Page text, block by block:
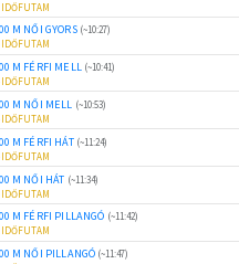
IDŐFUTAM
M NŐI GYORS (~10:27)
IDŐFUTAM
M FÉRFI MELL (~10:41)
IDŐFUTAM
M NŐI MELL (~10:53)
IDŐFUTAM
M FÉRFI HÁT (~11:24)
IDŐFUTAM
M NŐI HÁT (~11:34)
IDŐFUTAM
M FÉRFI PILLANGÓ (~11:42)
IDŐFUTAM
M NŐI PILLANGÓ (~11:47)